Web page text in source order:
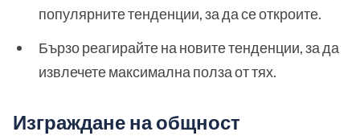
популярните тенденции, за да се откроите.
Бързо реагирайте на новите тенденции, за да
извлечете максимална полза от тях.
Изграждане на общност